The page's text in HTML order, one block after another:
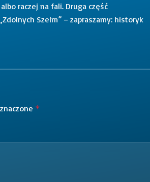
raczej na fali. Druga część
Szelm” – zapraszamy: historyk
*